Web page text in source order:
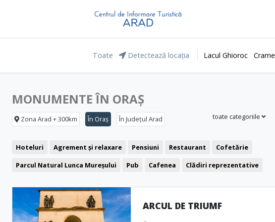
Toate Detectează locația Lacul Ghioroc Crame
MONUMENTE ÎN ORAȘ
Zona Arad + 300km În Oraș În Județul Arad toate categoriile
Hoteluri Agrement și relaxare Pensiuni Restaurant
Cofetărie
Parcul Natural Lunca Mureșului
Pub Cafenea
Clădiri reprezentative
Muzee și Case memoriale
Cinema Monumente Clubbing
Bistro
ARCUL DE TRIUMF